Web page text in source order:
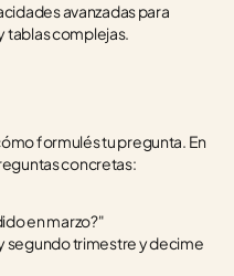
avanzadas para
tablas complejas.
formulés tu pregunta. En
concretas:
en marzo?"
segundo trimestre y decime